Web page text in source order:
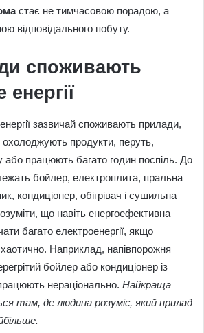
стає не тимчасовою порадою, а
відповідального побуту.
споживають
зазвичай споживають прилади,
охолоджують продукти, перуть,
або працюють багато годин поспіль. До
бойлер, електроплита, пральна
кондиціонер, обігрівач і сушильна
що навіть енергоефективна
багато електроенергії, якщо
Наприклад, напівпорожня
бойлер або кондиціонер із
нераціонально. Найкраща
там, де людина розуміє, який прилад